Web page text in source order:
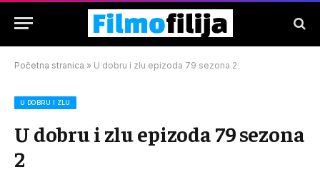
Početna stranica » U dobru i zlu epizoda 79 sezona 2
U DOBRU I ZLU
U dobru i zlu epizoda 79 sezona
2